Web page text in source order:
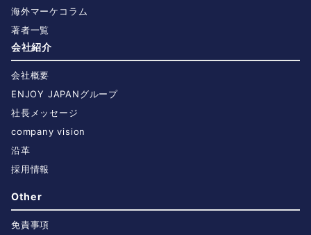
海外マーケコラム
著者一覧
会社紹介
会社概要
ENJOY JAPANグループ
社長メッセージ
company vision
沿革
採用情報
Other
免責事項